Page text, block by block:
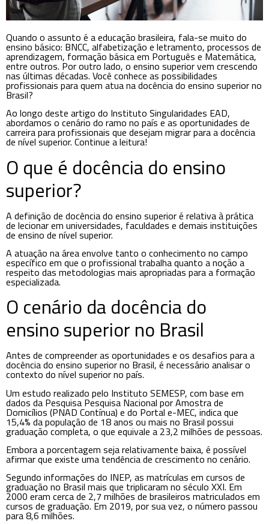
Quando o assunto é a educação brasileira, fala-se muito do
ensino básico: BNCC, alfabetização e letramento, processos de
aprendizagem, formação básica em Português e Matemática,
entre outros. Por outro lado, o ensino superior vem crescendo
nas últimas décadas. Você conhece as possibilidades
profissionais para quem atua na docência do ensino superior no
Brasil?
Ao longo deste artigo do Instituto Singularidades EAD,
abordamos o cenário do ramo no país e as oportunidades de
carreira para profissionais que desejam migrar para a docência
de nível superior. Continue a leitura!
O que é docência do ensino
superior?
A definição de docência do ensino superior é relativa à prática
de lecionar em universidades, faculdades e demais instituições
de ensino de nível superior.
A atuação na área envolve tanto o conhecimento no campo
específico em que o profissional trabalha quanto a noção a
respeito das metodologias mais apropriadas para a formação
especializada.
O cenário da docência do
ensino superior no Brasil
Antes de compreender as oportunidades e os desafios para a
docência do ensino superior no Brasil, é necessário analisar o
contexto do nível superior no país.
Um estudo realizado pelo Instituto SEMESP, com base em
dados da Pesquisa Pesquisa Nacional por Amostra de
Domicílios (PNAD Contínua) e do Portal e-MEC, indica que
15,4% da população de 18 anos ou mais no Brasil possui
graduação completa, o que equivale a 23,2 milhões de pessoas.
Embora a porcentagem seja relativamente baixa, é possível
afirmar que existe uma tendência de crescimento no cenário.
Segundo informações do INEP, as matrículas em cursos de
graduação no Brasil mais que triplicaram no século XXI. Em
2000 eram cerca de 2,7 milhões de brasileiros matriculados em
cursos de graduação. Em 2019, por sua vez, o número passou
para 8,6 milhões.